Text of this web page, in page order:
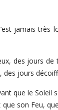
jamais
des jours
des jours
que le Soleil
son Feu,